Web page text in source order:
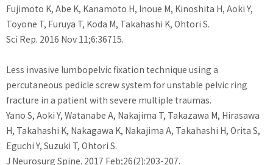
Fujimoto K, Abe K, Kanamoto H, Inoue M, Kinoshita H, Aoki Y,
Toyone T, Furuya T, Koda M, Takahashi K, Ohtori S.
Sci Rep. 2016 Nov 11;6:36715.
Less invasive lumbopelvic fixation technique using a
percutaneous pedicle screw system for unstable pelvic ring
fracture in a patient with severe multiple traumas.
Yano S, Aoki Y, Watanabe A, Nakajima T, Takazawa M, Hirasawa
H, Takahashi K, Nakagawa K, Nakajima A, Takahashi H, Orita S,
Eguchi Y, Suzuki T, Ohtori S.
J Neurosurg Spine. 2017 Feb;26(2):203-207.